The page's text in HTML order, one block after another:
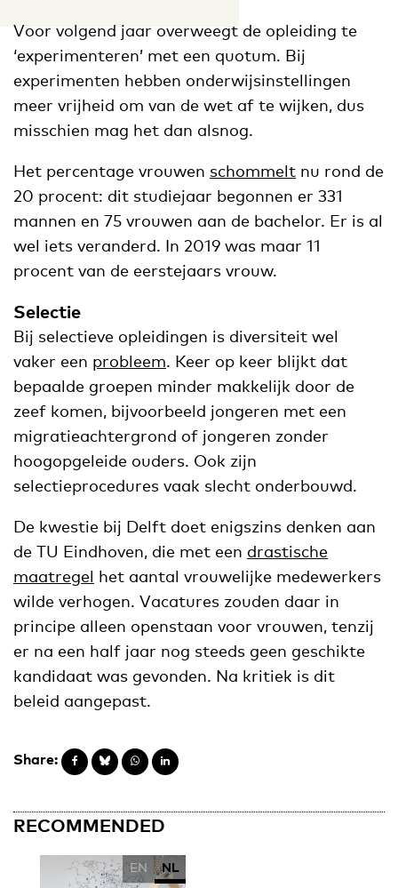
Voor volgend jaar overweegt de opleiding te
‘experimenteren’ met een quotum. Bij
experimenten hebben onderwijsinstellingen
meer vrijheid om van de wet af te wijken, dus
misschien mag het dan alsnog.
Het percentage vrouwen schommelt nu rond de
20 procent: dit studiejaar begonnen er 331
mannen en 75 vrouwen aan de bachelor. Er is al
wel iets veranderd. In 2019 was maar 11
procent van de eerstejaars vrouw.
Selectie
Bij selectieve opleidingen is diversiteit wel
vaker een probleem. Keer op keer blijkt dat
bepaalde groepen minder makkelijk door de
zeef komen, bijvoorbeeld jongeren met een
migratieachtergrond of jongeren zonder
hoogopgeleide ouders. Ook zijn
selectieprocedures vaak slecht onderbouwd.
De kwestie bij Delft doet enigszins denken aan
de TU Eindhoven, die met een drastische
maatregel het aantal vrouwelijke medewerkers
wilde verhogen. Vacatures zouden daar in
principe alleen openstaan voor vrouwen, tenzij
er na een half jaar nog steeds geen geschikte
kandidaat was gevonden. Na kritiek is dit
beleid aangepast.
Share:
RECOMMENDED
EN NL